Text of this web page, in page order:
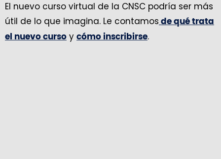
El nuevo curso virtual de la CNSC podría ser más
útil de lo que imagina. Le contamos de qué trata
el nuevo curso y cómo inscribirse.